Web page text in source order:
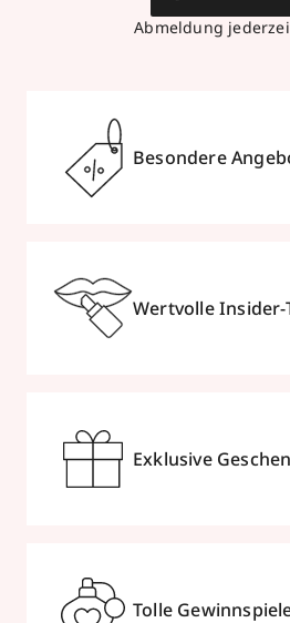
Abmeldung
Besondere
Wertvolle Insider-
Exklusive
Tolle